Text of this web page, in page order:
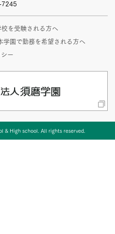
校を受験される方へ
学園で勤務を希望される方へ
ー
& High school. All rights reserved.